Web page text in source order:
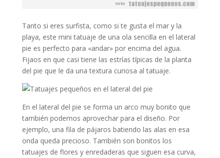
Tanto si eres surfista, como si te gusta el mar y la
playa, este mini tatuaje de una ola sencilla en el lateral
pie es perfecto para «andar» por encima del agua.
Fijaos en que casi tiene las estrías típicas de la planta
del pie que le da una textura curiosa al tatuaje.
En el lateral del pie se forma un arco muy bonito que
también podemos aprovechar para el diseño. Por
ejemplo, una fila de pájaros batiendo las alas en esa
onda queda precioso. También son bonitos los
tatuajes de flores y enredaderas que siguen esa curva,